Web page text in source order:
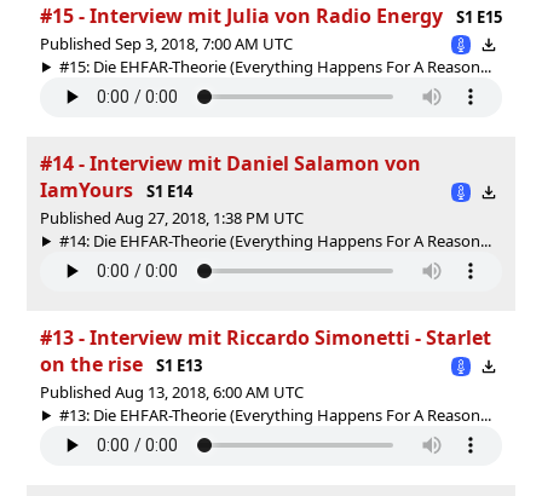
#15 - Interview mit Julia von Radio Energy
S1 E15
Published Sep 3, 2018, 7:00 AM UTC
#15: Die EHFAR-Theorie (Everything Happens For A Reason...
#14 - Interview mit Daniel Salamon von
IamYours
S1 E14
Published Aug 27, 2018, 1:38 PM UTC
#14: Die EHFAR-Theorie (Everything Happens For A Reason...
#13 - Interview mit Riccardo Simonetti - Starlet
on the rise
S1 E13
Published Aug 13, 2018, 6:00 AM UTC
#13: Die EHFAR-Theorie (Everything Happens For A Reason...